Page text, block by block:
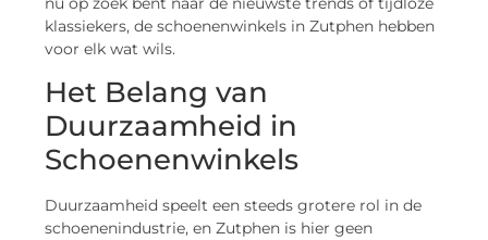
klassiekers, de schoenenwinkels in Zutphen hebben
voor elk wat wils.
Het Belang van
Duurzaamheid in
Schoenenwinkels
Duurzaamheid speelt een steeds grotere rol in de
schoenenindustrie, en Zutphen is hier geen